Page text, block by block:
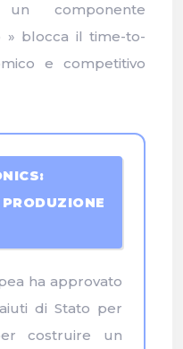
un componente
» blocca il time-to-
e competitivo
ha approvato
di Stato per
costruire un